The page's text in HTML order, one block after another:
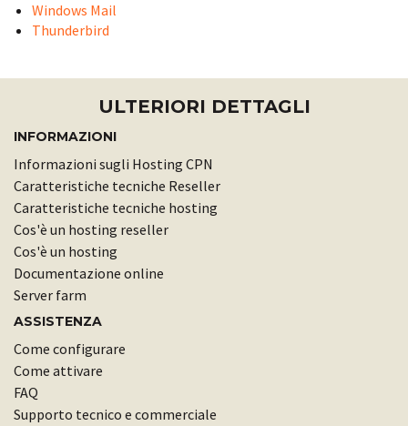
Windows Mail
Thunderbird
ULTERIORI DETTAGLI
INFORMAZIONI
Informazioni sugli Hosting CPN
Caratteristiche tecniche Reseller
Caratteristiche tecniche hosting
Cos'è un hosting reseller
Cos'è un hosting
Documentazione online
Server farm
ASSISTENZA
Come configurare
Come attivare
FAQ
Supporto tecnico e commerciale